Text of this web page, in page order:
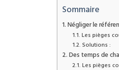
Sommaire
Négliger le
Les pièges
Solutions :
Des temps de
Les pièges